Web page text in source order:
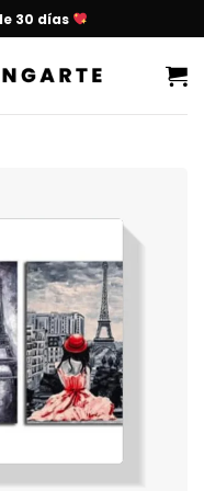
30 días